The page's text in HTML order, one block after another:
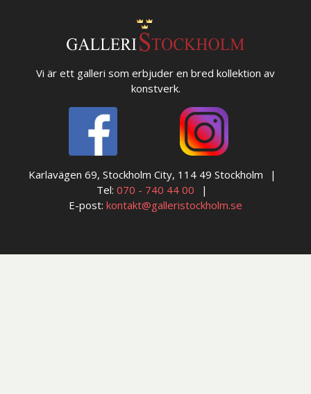
Vi är ett galleri som erbjuder en bred kollektion av
konstverk.
Karlavägen 69, Stockholm City, 114 49 Stockholm
Tel: 070 - 740 44 00
E-post: kontakt@galleristockholm.se